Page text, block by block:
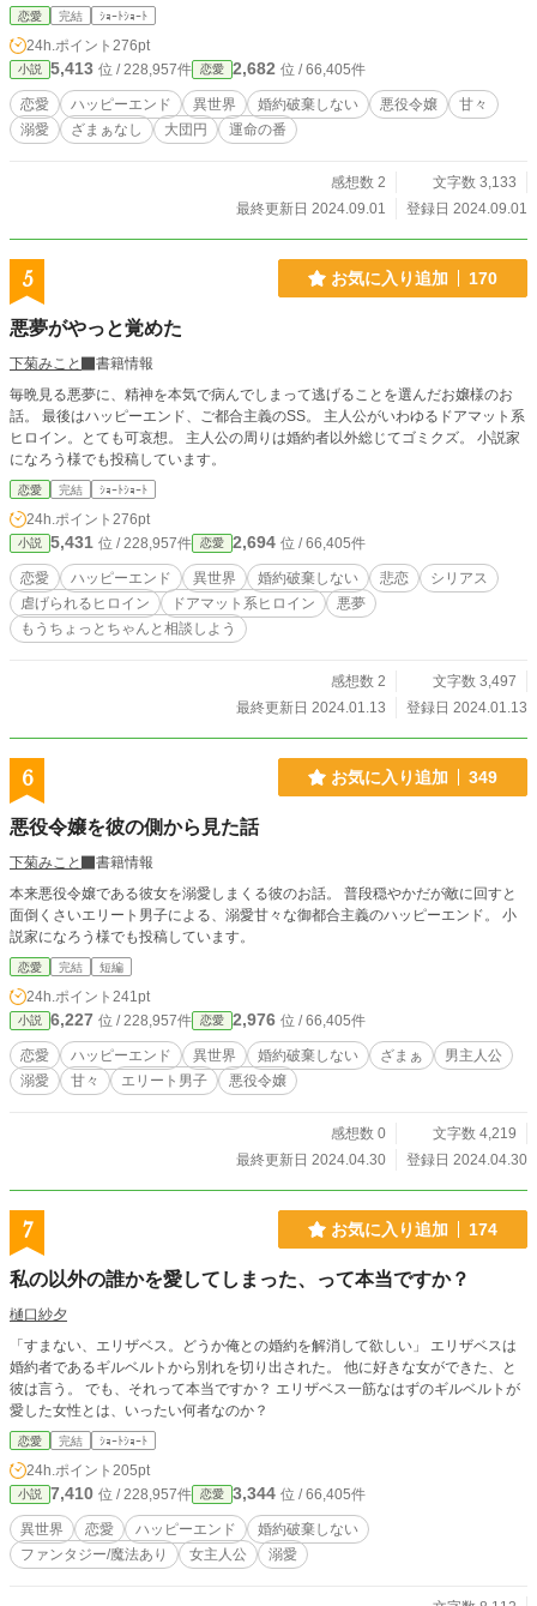
恋愛 完結 ｼｮｰﾄｼｮｰﾄ
24h.ポイント 276pt
小説 5,413 位 / 228,957件 恋愛 2,682 位 / 66,405件
恋愛 ハッピーエンド 異世界 婚約破棄しない 悪役令嬢
甘々
溺愛
ざまぁなし 大団円 運命の番
感想数 2
文字数 3,133
最終更新日 2024.09.01
登録日 2024.09.01
5 お気に入り追加 170
悪夢がやっと覚めた
下菊みこと
書籍情報
毎晩見る悪夢に、精神を本気で病んでしまって逃げることを選んだお嬢様のお
話。 最後はハッピーエンド、ご都合主義のSS。 主人公がいわゆるドアマット系
ヒロイン。とても可哀想。 主人公の周りは婚約者以外総じてゴミクズ。 小説家
になろう様でも投稿しています。
恋愛 完結 ｼｮｰﾄｼｮｰﾄ
24h.ポイント 276pt
小説 5,431 位 / 228,957件 恋愛 2,694 位 / 66,405件
恋愛 ハッピーエンド 異世界 婚約破棄しない 悲恋
シリアス
虐げられるヒロイン
ドアマット系ヒロイン
悪夢
もうちょっとちゃんと相談しよう
感想数 2
文字数 3,497
最終更新日 2024.01.13
登録日 2024.01.13
6 お気に入り追加 349
悪役令嬢を彼の側から見た話
下菊みこと
書籍情報
本来悪役令嬢である彼女を溺愛しまくる彼のお話。 普段穏やかだが敵に回すと
面倒くさいエリート男子による、溺愛甘々な御都合主義のハッピーエンド。 小
説家になろう様でも投稿しています。
恋愛 完結 短編
24h.ポイント 241pt
小説 6,227 位 / 228,957件 恋愛 2,976 位 / 66,405件
恋愛 ハッピーエンド 異世界 婚約破棄しない ざまぁ
男主人公
溺愛
甘々 エリート男子 悪役令嬢
感想数 0
文字数 4,219
最終更新日 2024.04.30
登録日 2024.04.30
7 お気に入り追加 174
私の以外の誰かを愛してしまった、って本当ですか？
樋口紗夕
「すまない、エリザベス。どうか俺との婚約を解消して欲しい」 エリザベスは
婚約者であるギルベルトから別れを切り出された。 他に好きな女ができた、と
彼は言う。 でも、それって本当ですか？ エリザベス一筋なはずのギルベルトが
愛した女性とは、いったい何者なのか？
恋愛 完結 ｼｮｰﾄｼｮｰﾄ
24h.ポイント 205pt
小説 7,410 位 / 228,957件 恋愛 3,344 位 / 66,405件
異世界 恋愛 ハッピーエンド
婚約破棄しない
ファンタジー/魔法あり
女主人公 溺愛